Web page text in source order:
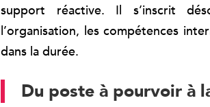
support réactive. Il s’inscrit
l’organisation, les compétences
dans la durée.
Du poste à pourvoir à